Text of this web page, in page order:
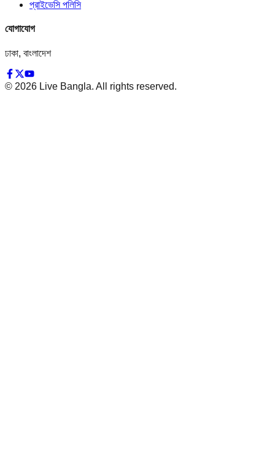
প্রাইভেসি পলিসি
যোগাযোগ
ঢাকা, বাংলাদেশ
© 2026 Live Bangla. All rights reserved.